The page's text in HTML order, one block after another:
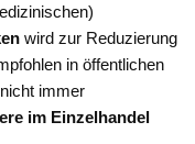
wird zur Reduzierung
in öffentlichen
immer
im Einzelhandel